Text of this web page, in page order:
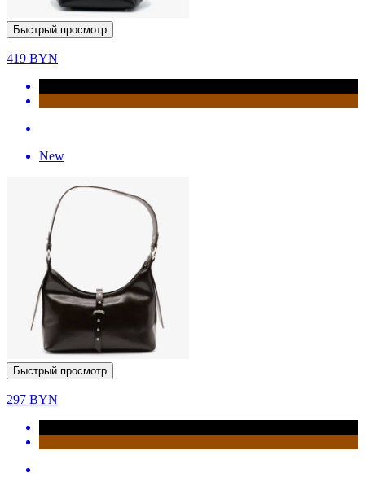
Быстрый просмотр
419 BYN
New
Быстрый просмотр
297 BYN